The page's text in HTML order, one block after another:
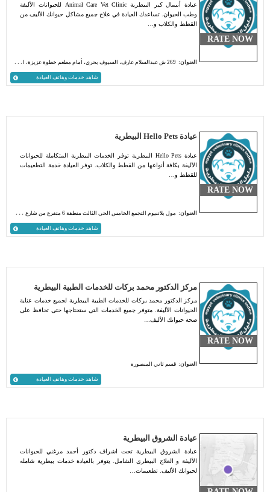
شاهد خدمات وهاتف العيادة
RATE NOW
عيادة أنيمال كير البيطرية Animal Care Vet Clinic للحيوانات الأليفة
وطب الحيوان. تساعدك العيادة في علاج جميع مشاكل حيوانك الأليف من
القطط والكلاب و…
العنوان: 269 ش عبدالسلام عارف، السيوف بحري، أمام مطعم خطوة عزيزة، الإسكندرية
شاهد خدمات وهاتف العيادة
RATE NOW
عيادة Hello Pets البيطرية
عيادة Hello Pets البيطرية توفر الخدمات البيطرية المتكاملة للحيوانات
الأليفة بكافة أنواعها من القطط والكلاب. توفر العيادة خدمة التطعيمات
للقطط و…
العنوان: مول بلاتنيوم التجمع الخامس الحى الثالث منطقة 6 متفرع من شارع 46 مول بلاتنيوم
شاهد خدمات وهاتف العيادة
RATE NOW
مركز الدكتور محمد بركات للخدمات الطبية البيطرية
مركز الدكتور محمد بركات للخدمات الطبية البيطرية لجميع خدمات عناية
الحيوانات الأليفة. متوفر جميع الخدمات التي ستحتاجها حتى تحافظ على
صحة حيوانك الأليف…
العنوان: قسم ثاني المنصورة
عيادة الشروق البيطرية
عيادة الشروق البيطرية تحت اشراف دكتور أحمد مرغني للحيوانات
الأليفة و العلاج البيطري الشامل. يتوفر بالعيادة خدمات بيطرية شامله
لحيوانك الأليف. تطعيمات…